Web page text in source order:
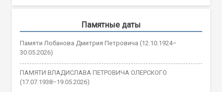
Памятные даты
Памяти Лобанова Дмитрия Петровича (12.10.1924–
30.05.2026)
ПАМЯТИ ВЛАДИСЛАВА ПЕТРОВИЧА ОЛЕРСКОГО
(17.07.1938–19.05.2026)